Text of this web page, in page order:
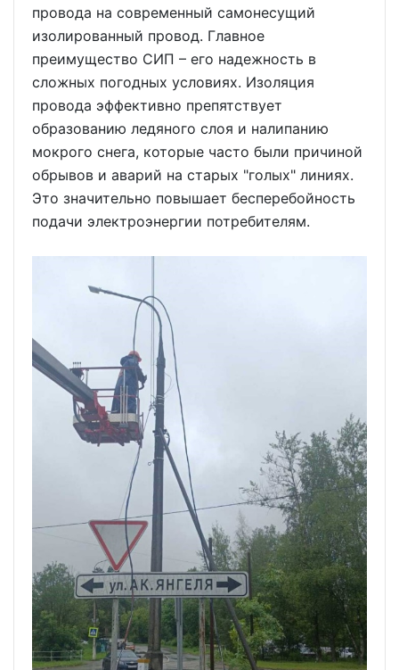
провода на современный самонесущий
изолированный провод. Главное
преимущество СИП – его надежность в
сложных погодных условиях. Изоляция
провода эффективно препятствует
образованию ледяного слоя и налипанию
мокрого снега, которые часто были причиной
обрывов и аварий на старых "голых" линиях.
Это значительно повышает бесперебойность
подачи электроэнергии потребителям.